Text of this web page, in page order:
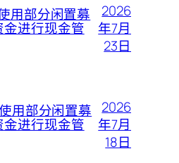
用部分闲置募
进行现金管
2026
年7月
23日
用部分闲置募
进行现金管
2026
年7月
18日